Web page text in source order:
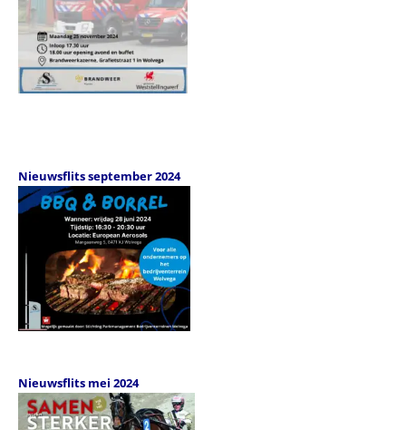
Nieuwsflits september 2024
Nieuwsflits mei 2024